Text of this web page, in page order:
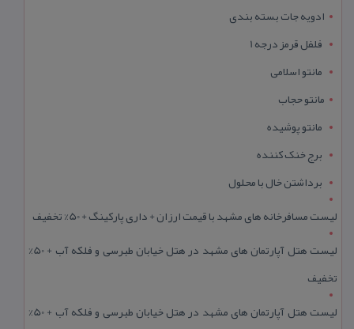
ادویه جات بسته بندی
فلفل قرمز درجه 1
مانتو اسلامی
مانتو حجاب
مانتو پوشیده
برج خنک کننده
برداشتن خال با محلول
لیست مسافرخانه های مشهد با قیمت ارزان + داری پارکینگ + 50% تخفیف
لیست هتل آپارتمان های مشهد در هتل خیابان طبرسی و فلکه آب + 50%
تخفیف
لیست هتل آپارتمان های مشهد در هتل خیابان طبرسی و فلکه آب + 50%